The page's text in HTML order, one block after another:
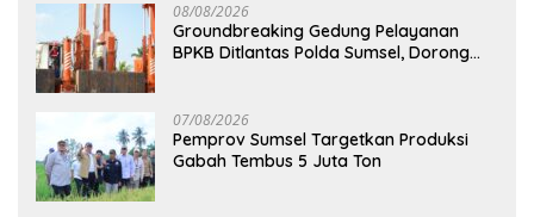
08/08/2026
Groundbreaking Gedung Pelayanan
BPKB Ditlantas Polda Sumsel, Dorong
07/08/2026
Pemprov Sumsel Targetkan Produksi
Gabah Tembus 5 Juta Ton